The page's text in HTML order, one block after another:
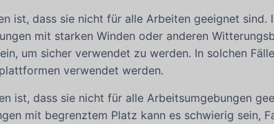
ist, dass sie nicht für alle Arbeiten geeignet sind.
mit starken Winden oder anderen
um sicher verwendet zu werden. In solchen
verwendet werden.
ist, dass sie nicht für alle Arbeitsumgebungen
mit begrenztem Platz kann es schwierig sein,